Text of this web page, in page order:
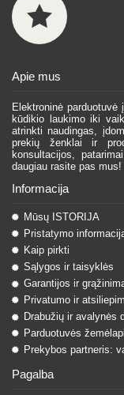
Apie mus
Elektroninė
kūdikio laukimo iki
atrinkti naudingas,
prekių ženklai ir
konsultacijos,
daugiau rasite pas mus!
Informacija
Mūsų ISTORIJA
Pristatymo
Kaip pirkti
Sąlygos ir taisyklės
Garantijos ir
Privatumo ir
Drabužių ir avalynės
Parduotuvės
Prekybos partneris:
Pagalba